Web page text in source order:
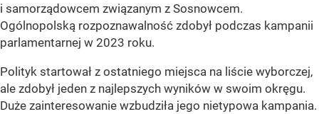
i samorządowcem związanym z Sosnowcem.
Ogólnopolską rozpoznawalność zdobył podczas kampanii
parlamentarnej w 2023 roku.
Polityk startował z ostatniego miejsca na liście wyborczej,
ale zdobył jeden z najlepszych wyników w swoim okręgu.
Duże zainteresowanie wzbudziła jego nietypowa kampania.